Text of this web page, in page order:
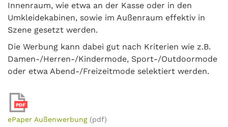
Innenraum, wie etwa an der Kasse oder in den
Umkleidekabinen, sowie im Außenraum effektiv in
Szene gesetzt werden.
Die Werbung kann dabei gut nach Kriterien wie z.B.
Damen-/Herren-/Kindermode, Sport-/Outdoormode
oder etwa Abend-/Freizeitmode selektiert werden.
PDF
ePaper Außenwerbung (pdf)